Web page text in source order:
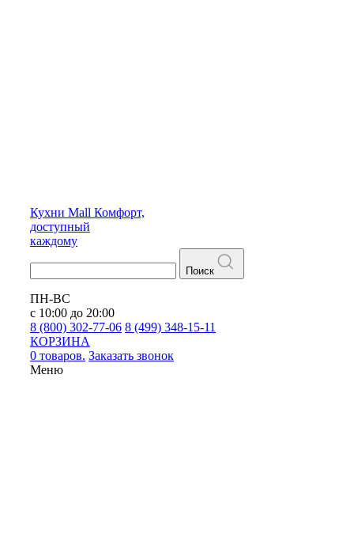
Кухни Mall Комфорт,
доступный
каждому
Поиск
ПН-ВС
с 10:00 до 20:00
8 (800) 302-77-06 8 (499) 348-15-11
КОРЗИНА
0 товаров. Заказать звонок
Меню